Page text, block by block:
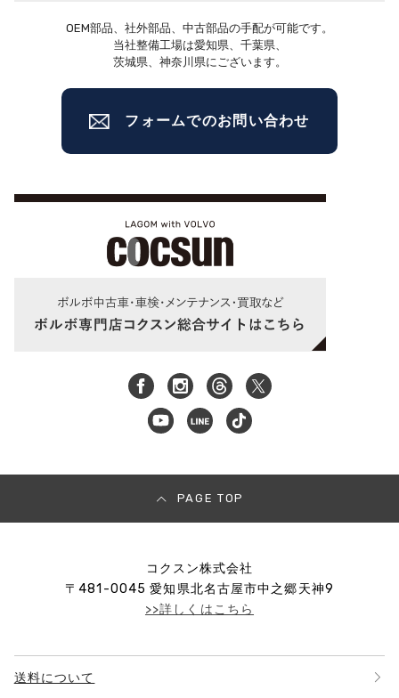
OEM部品、社外部品、中古部品の手配が可能です。
当社整備工場は愛知県、千葉県、
茨城県、神奈川県にございます。
フォームでのお問い合わせ
PAGE TOP
コクスン株式会社
〒481-0045 愛知県北名古屋市中之郷天神9
>>詳しくはこちら
送料について